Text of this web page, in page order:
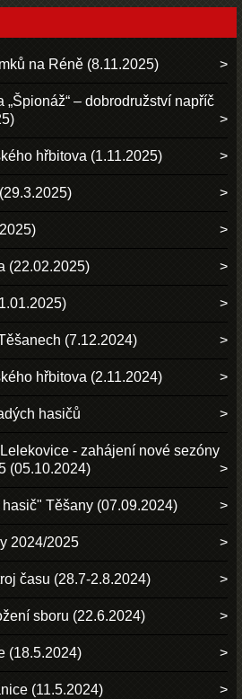
na Réně (8.11.2025)
„Špionáž“ – dobrodružství napříč
hřbitova (1.11.2025)
(22.02.2025)
(7.12.2024)
hřbitova (2.11.2024)
hasičů
- zahájení nové sezóny
(05.10.2024)
Těšany (07.09.2024)
2024/2025
času (28.7-2.8.2024)
sboru (22.6.2024)
(18.5.2024)
(11.5.2024)